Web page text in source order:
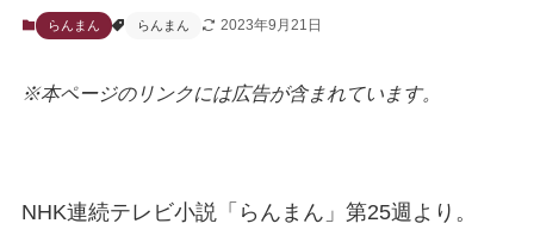
らんまん らんまん 2023年9月21日
※本ページのリンクには広告が含まれています。
NHK連続テレビ小説「らんまん」第25週より。